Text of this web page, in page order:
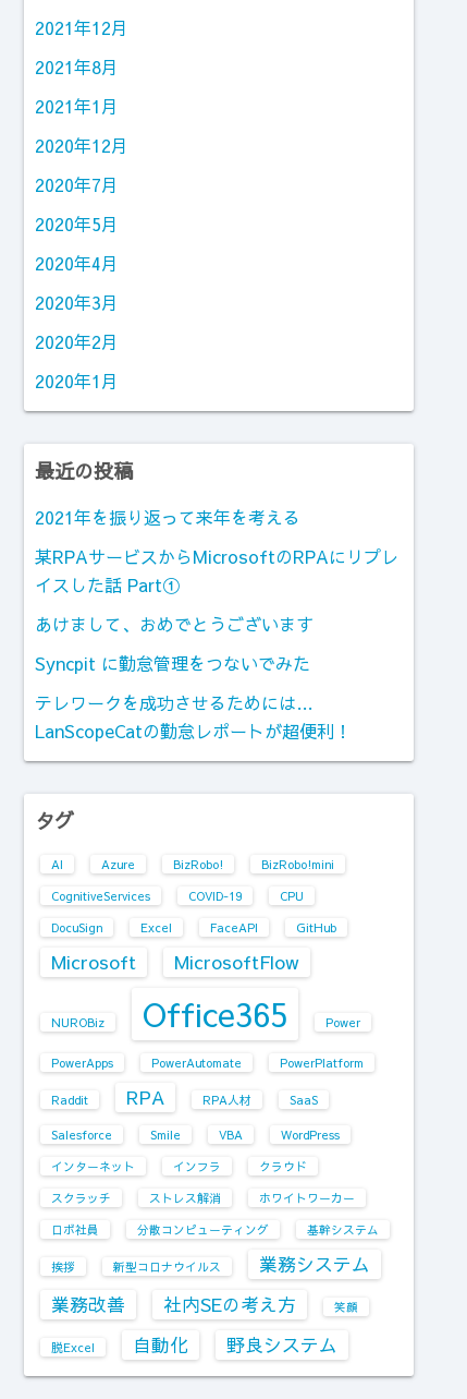
2021年12月
2021年8月
2021年1月
2020年12月
2020年7月
2020年5月
2020年4月
2020年3月
2020年2月
2020年1月
最近の投稿
2021年を振り返って来年を考える
某RPAサービスからMicrosoftのRPAにリプレ
イスした話 Part①
あけまして、おめでとうございます
Syncpit に勤怠管理をつないでみた
テレワークを成功させるためには…
LanScopeCatの勤怠レポートが超便利！
タグ
AI Azure BizRobo!
BizRobo!mini
CognitiveServices
COVID-19
CPU
DocuSign
Excel FaceAPI GitHub
Microsoft MicrosoftFlow
NUROBiz Office365 Power
PowerApps PowerAutomate PowerPlatform
Raddit RPA RPA人材 SaaS
Salesforce Smile VBA
WordPress
インターネット
インフラ
クラウド
スクラッチ
ストレス解消
ホワイトワーカー
ロボ社員
分散コンピューティング 基幹システム
挨拶 新型コロナウイルス
業務システム
業務改善
社内SEの考え方 笑顔
脱Excel 自動化 野良システム